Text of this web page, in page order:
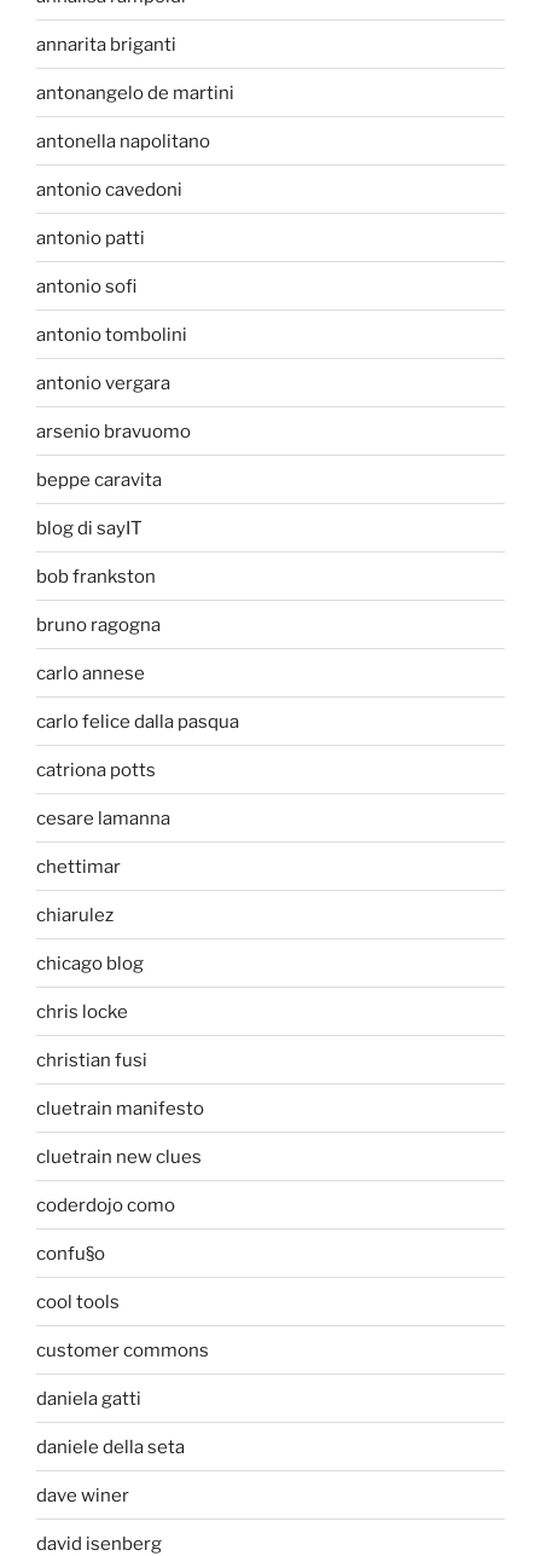
annarita briganti
antonangelo de martini
antonella napolitano
antonio cavedoni
antonio patti
antonio sofi
antonio tombolini
antonio vergara
arsenio bravuomo
beppe caravita
blog di sayIT
bob frankston
bruno ragogna
carlo annese
carlo felice dalla pasqua
catriona potts
cesare lamanna
chettimar
chiarulez
chicago blog
chris locke
christian fusi
cluetrain manifesto
cluetrain new clues
coderdojo como
confu§o
cool tools
customer commons
daniela gatti
daniele della seta
dave winer
david isenberg